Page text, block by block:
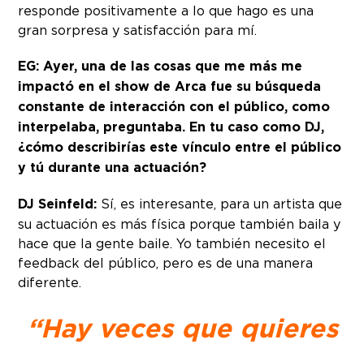
responde positivamente a lo que hago es una
gran sorpresa y satisfacción para mí.
EG: Ayer, una de las cosas que me más me
impactó en el show de Arca fue su búsqueda
constante de interacción con el público, como
interpelaba, preguntaba. En tu caso como DJ,
¿cómo describirías este vínculo entre el público
y tú durante una actuación?
DJ Seinfeld: Sí, es interesante, para un artista que
su actuación es más física porque también baila y
hace que la gente baile. Yo también necesito el
feedback del público, pero es de una manera
diferente.
“Hay veces que quieres